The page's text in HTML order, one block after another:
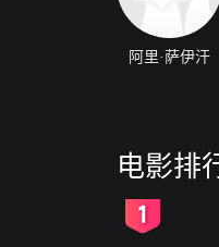
阿里·萨伊汗
电影排